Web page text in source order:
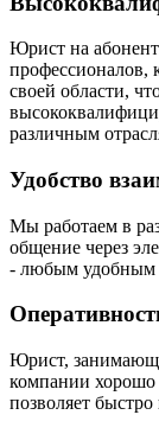
Юрист на
профессионалов,
своей области,
различным
Удобство
Мы работаем в
общение через
- любым удобным
Юрист,
компании хорошо
позволяет